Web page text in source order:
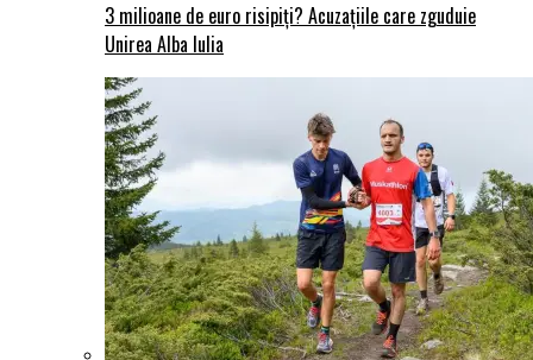
3 milioane de euro risipiți? Acuzațiile care zguduie
Unirea Alba Iulia